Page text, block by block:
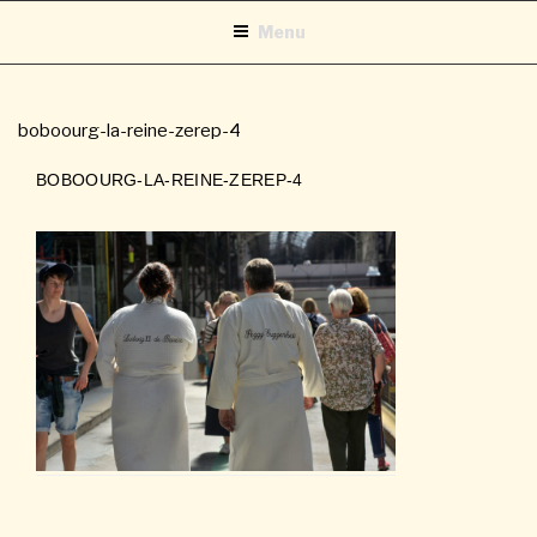
contenu
Menu
boboourg-la-reine-zerep-4
BOBOOURG-LA-REINE-ZEREP-4